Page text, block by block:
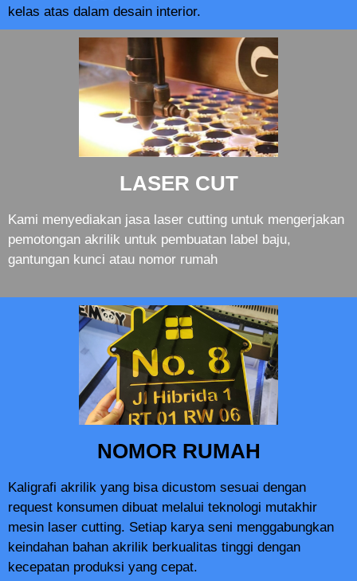
kelas atas dalam desain interior.
LASER CUT
Kami menyediakan jasa laser cutting untuk mengerjakan
pemotongan akrilik untuk pembuatan label baju,
gantungan kunci atau nomor rumah
NOMOR RUMAH
Kaligrafi akrilik yang bisa dicustom sesuai dengan
request konsumen dibuat melalui teknologi mutakhir
mesin laser cutting. Setiap karya seni menggabungkan
keindahan bahan akrilik berkualitas tinggi dengan
kecepatan produksi yang cepat.